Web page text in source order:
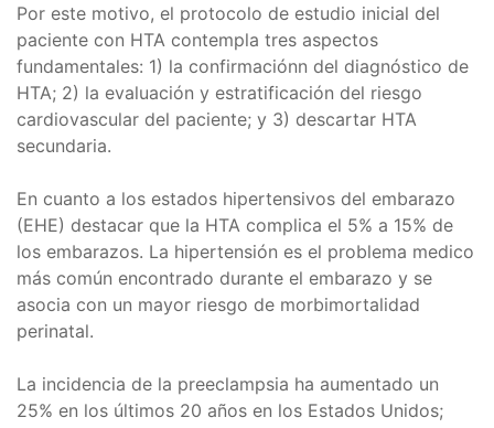
Por este motivo, el protocolo de estudio inicial del
paciente con HTA contempla tres aspectos
fundamentales: 1) la confirmaciónn del diagnóstico de
HTA; 2) la evaluación y estratificación del riesgo
cardiovascular del paciente; y 3) descartar HTA
secundaria.
En cuanto a los estados hipertensivos del embarazo
(EHE) destacar que la HTA complica el 5% a 15% de
los embarazos. La hipertensión es el problema medico
más común encontrado durante el embarazo y se
asocia con un mayor riesgo de morbimortalidad
perinatal.
La incidencia de la preeclampsia ha aumentado un
25% en los últimos 20 años en los Estados Unidos;